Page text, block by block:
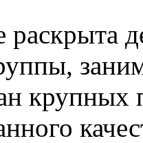
раскрыта
крупных